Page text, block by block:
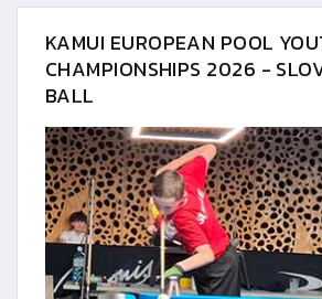
KAMUI EUROPEAN POOL
CHAMPIONSHIPS 2026 -
BALL